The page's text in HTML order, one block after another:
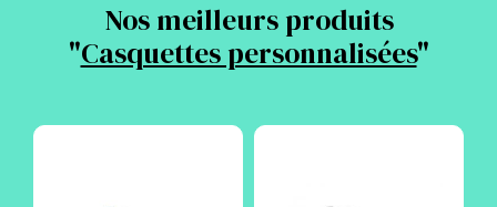
Nos meilleurs produits
"Casquettes personnalisées"